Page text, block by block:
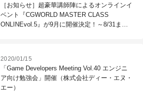
［お知らせ］超豪華講師陣によるオンラインイ
ベント『CGWORLD MASTER CLASS
ONLINEvol.5』が9月に開催決定！～8/31まで
2020/01/15
「Game Developers Meeting Vol.40 エンジニ
ア向け勉強会」開催（株式会社ディー・エヌ・
エー）